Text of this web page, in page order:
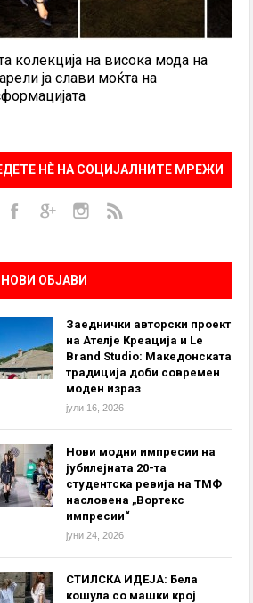
колекција на висока мода на
ја слави моќта на
НÈ НА СОЦИЈАЛНИТЕ МРЕЖИ
ОБЈАВИ
Заеднички авторски проект
на Ателје Креација и Le
Brand Studio: Македонската
традиција доби современ
моден израз
јули 16, 2026
Нови модни импресии на
јубилејната 20-та
студентска ревија на ТМФ
насловена „Вортекс
импресии“
јуни 24, 2026
СТИЛСКА ИДЕЈА: Бела
кошула со машки крој